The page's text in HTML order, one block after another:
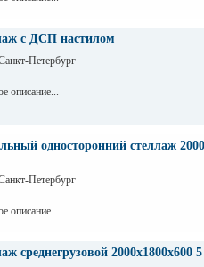
с ДСП настилом
Петербург
описание...
односторонний стеллаж
Петербург
описание...
среднегрузовой 2000х1800х600